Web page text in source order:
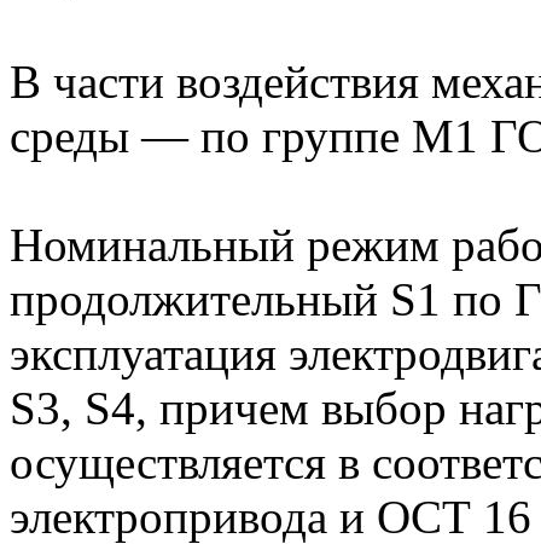
В части воздействия
среды — по группе М1
Номинальный режим
продолжительный S1 по
эксплуатация
S3, S4, причем выбор
осуществляется в
электропривода и ОСТ